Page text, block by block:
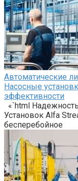
Автоматические
Насосные
эффективности
«`html
Установок Alfa
бесперебойное